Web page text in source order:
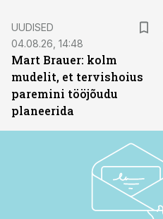
UUDISED
04.08.26, 14:48
Mart Brauer: kolm
mudelit, et tervishoius
paremini tööjõudu
planeerida